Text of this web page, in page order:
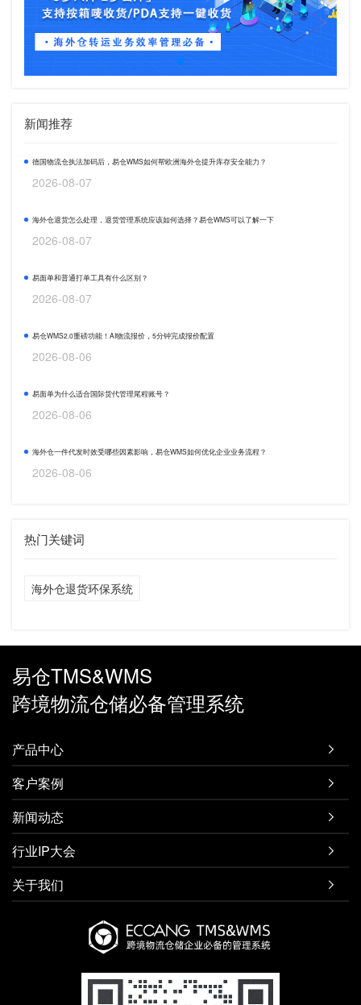
新闻推荐
德国物流仓执法加码后，易仓WMS如何帮欧洲海外仓提升库存安全能力？
2026-08-07
海外仓退货怎么处理，退货管理系统应该如何选择？易仓WMS可以了解一下
2026-08-07
易面单和普通打单工具有什么区别？
2026-08-07
易仓WMS2.0重磅功能！AI物流报价，5分钟完成报价配置
2026-08-06
易面单为什么适合国际货代管理尾程账号？
2026-08-06
海外仓一件代发时效受哪些因素影响，易仓WMS如何优化企业业务流程？
2026-08-06
热门关键词
海外仓退货环保系统
易仓TMS&WMS
跨境物流仓储必备管理系统
产品中心 
客户案例 
新闻动态 
行业IP大会 
关于我们 